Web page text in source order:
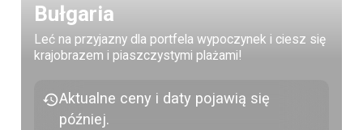
Bułgaria
Leć na przyjazny dla portfela wypoczynek i ciesz się
krajobrazem i piaszczystymi plażami!
Aktualne ceny i daty pojawią się
później.